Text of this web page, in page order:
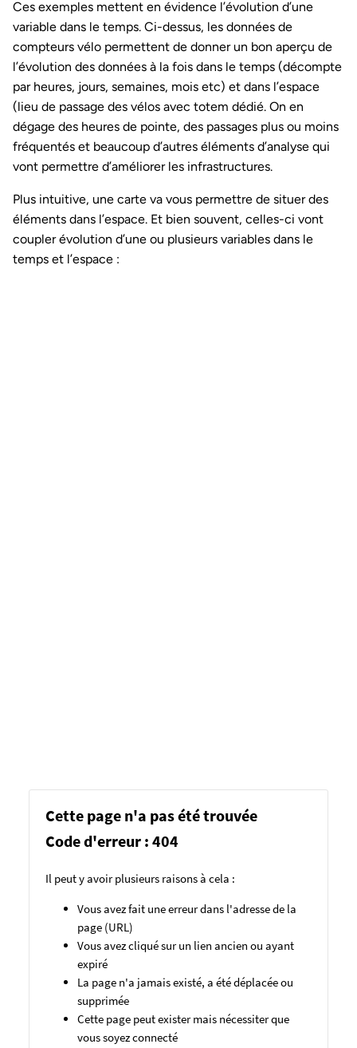
Ces exemples mettent en évidence l’évolution d’une
variable dans le temps. Ci-dessus, les données de
compteurs vélo permettent de donner un bon aperçu de
l’évolution des données à la fois dans le temps (décompte
par heures, jours, semaines, mois etc) et dans l’espace
(lieu de passage des vélos avec totem dédié. On en
dégage des heures de pointe, des passages plus ou moins
fréquentés et beaucoup d’autres éléments d’analyse qui
vont permettre d’améliorer les infrastructures.
Plus intuitive, une carte va vous permettre de situer des
éléments dans l’espace. Et bien souvent, celles-ci vont
coupler évolution d’une ou plusieurs variables dans le
temps et l’espace :